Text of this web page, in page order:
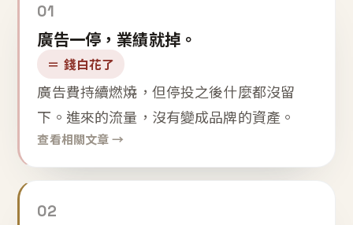
01
廣告一停，業績就掉。
＝ 錢白花了
廣告費持續燃燒，但停投之後什麼都沒留
下。進來的流量，沒有變成品牌的資產。
查看相關文章 →
02